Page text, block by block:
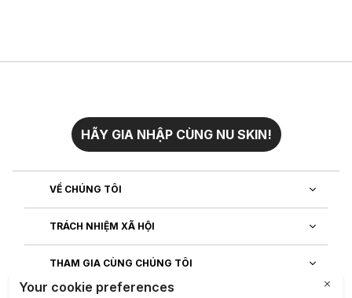
HÃY GIA NHẬP CÙNG NU SKIN!
VỀ CHÚNG TÔI
TRÁCH NHIỆM XÃ HỘI
THAM GIA CÙNG CHÚNG TÔI